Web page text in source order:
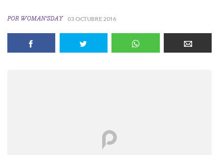
POR WOMAN'SDAY 03 OCTUBRE 2016